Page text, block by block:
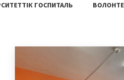
ГОСПИТАЛЬ